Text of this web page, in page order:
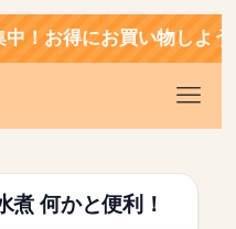
得にお買い物しよう！
煮 何かと便利！